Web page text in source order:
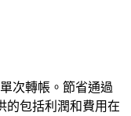
次轉帳。節省通過
包括利潤和費用在